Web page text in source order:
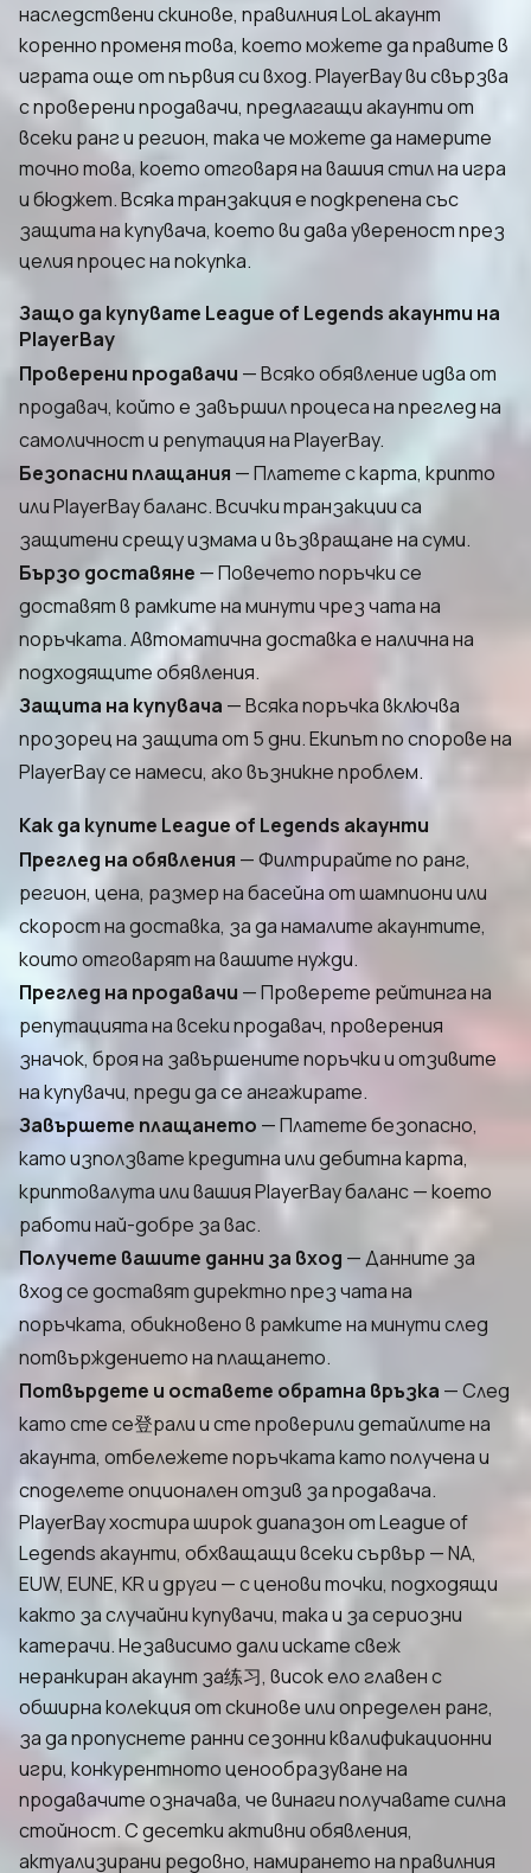
наследствени скинове, правилния LoL акаунт
коренно променя това, което можете да правите в
играта още от първия си вход. PlayerBay ви свързва
с проверени продавачи, предлагащи акаунти от
всеки ранг и регион, така че можете да намерите
точно това, което отговаря на вашия стил на игра
и бюджет. Всяка транзакция е подкрепена със
защита на купувача, което ви дава увереност през
целия процес на покупка.
Защо да купувате League of Legends акаунти на
PlayerBay
Проверени продавачи — Всяко обявление идва от
продавач, който е завършил процеса на преглед на
самоличност и репутация на PlayerBay.
Безопасни плащания — Платете с карта, крипто
или PlayerBay баланс. Всички транзакции са
защитени срещу измама и възвращане на суми.
Бързо доставяне — Повечето поръчки се
доставят в рамките на минути чрез чата на
поръчката. Автоматична доставка е налична на
подходящите обявления.
Защита на купувача — Всяка поръчка включва
прозорец на защита от 5 дни. Екипът по спорове на
PlayerBay се намеси, ако възникне проблем.
Как да купите League of Legends акаунти
Преглед на обявления — Филтрирайте по ранг,
регион, цена, размер на басейна от шампиони или
скорост на доставка, за да намалите акаунтите,
които отговарят на вашите нужди.
Преглед на продавачи — Проверете рейтинга на
репутацията на всеки продавач, проверения
значок, броя на завършените поръчки и отзивите
на купувачи, преди да се ангажирате.
Завършете плащането — Платете безопасно,
като използвате кредитна или дебитна карта,
криптовалута или вашия PlayerBay баланс — което
работи най-добре за вас.
Получете вашите данни за вход — Данните за
вход се доставят директно през чата на
поръчката, обикновено в рамките на минути след
потвърждението на плащането.
Потвърдете и оставете обратна връзка — След
като сте се登рали и сте проверили детайлите на
акаунта, отбележете поръчката като получена и
споделете опционален отзив за продавача.
PlayerBay хостира широк диапазон от League of
Legends акаунти, обхващащи всеки сървър — NA,
EUW, EUNE, KR и други — с ценови точки, подходящи
както за случайни купувачи, така и за сериозни
катерачи. Независимо дали искате свеж
неранкиран акаунт за练习, висок елo главен с
обширна колекция от скинове или определен ранг,
за да пропуснете ранни сезонни квалификационни
игри, конкурентното ценообразуване на
продавачите означава, че винаги получавате силна
стойност. С десетки активни обявления,
актуализирани редовно, намирането на правилния